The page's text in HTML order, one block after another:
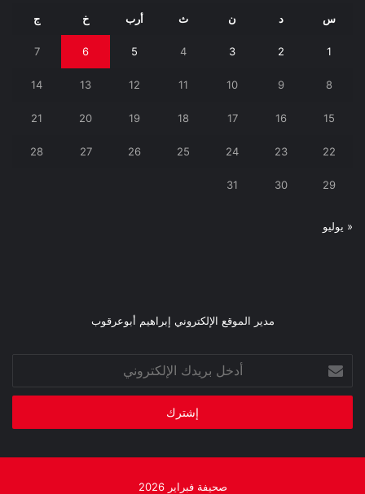
س د ن ث أرب خ ج
1
2
3
4
5
6
7
8
9
10
11
12
13
14
15
16
17
18
19
20
21
22
23
24
25
26
27
28
29
30
31
« يوليو
مدير الموقع الإلكتروني إبراهيم أبوعرقوب
بريدك
الإلكتروني
صحيفة فبراير 2026